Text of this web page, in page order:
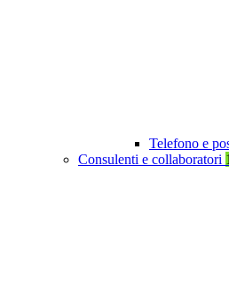
Telefono e
Consulenti e collaboratori